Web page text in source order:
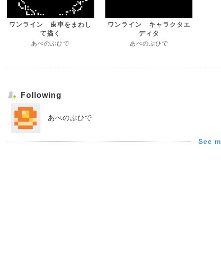
ワンライン 歯車をまわし
て描く
あべのぶひで
ワンライン キャラクタエ
ディタ
あべのぶひで
Following
あべのぶひで
See